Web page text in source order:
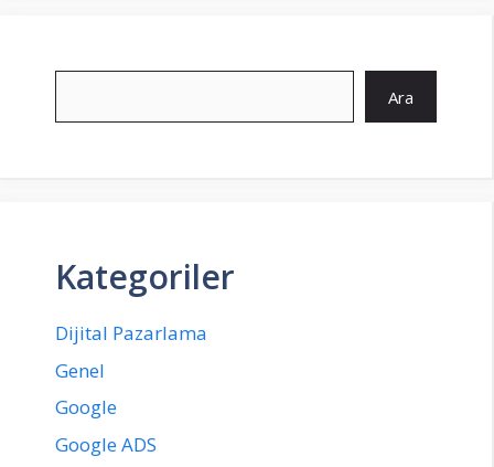
Ara
Kategoriler
Dijital Pazarlama
Genel
Google
Google ADS